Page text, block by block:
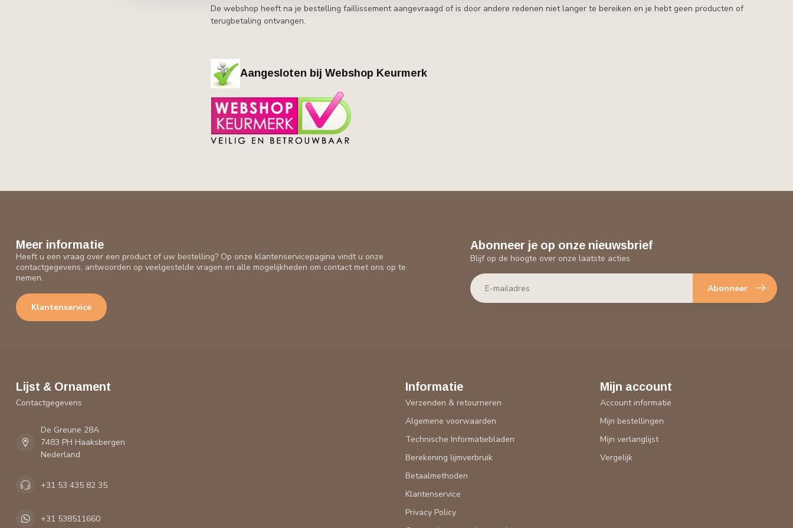
De webshop heeft na je bestelling faillissement aangevraagd of is door andere redenen niet langer te bereiken en je hebt geen producten of
terugbetaling ontvangen.
Aangesloten bij Webshop Keurmerk
Meer informatie
Heeft u een vraag over een product of uw bestelling? Op onze klantenservicepagina vindt u onze
contactgegevens, antwoorden op veelgestelde vragen en alle mogelijkheden om contact met ons op te
nemen.
Klantenservice
Abonneer je op onze nieuwsbrief
Blijf op de hoogte over onze laatste acties
Abonneer
Lijst & Ornament
Contactgegevens
De Greune 28A
7483 PH Haaksbergen
Nederland
+31 53 435 82 35
+31 538511660
Informatie
Verzenden & retourneren
Algemene voorwaarden
Technische Informatiebladen
Berekening lijmverbruik
Betaalmethoden
Klantenservice
Privacy Policy
Mijn account
Account informatie
Mijn bestellingen
Mijn verlanglijst
Vergelijk